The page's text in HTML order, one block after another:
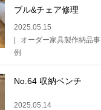
ブル&チェア修理
2025.05.15
オーダー家具製作納品事
例
No.64 収納ベンチ
2025.05.14